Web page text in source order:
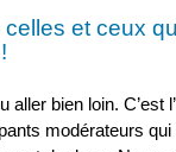
et ceux
aller bien loin. C’est
modérateurs